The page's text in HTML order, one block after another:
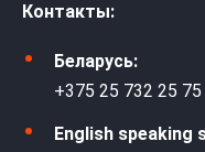
Контакты:
Беларусь:
+375 25 732 25
English speaking